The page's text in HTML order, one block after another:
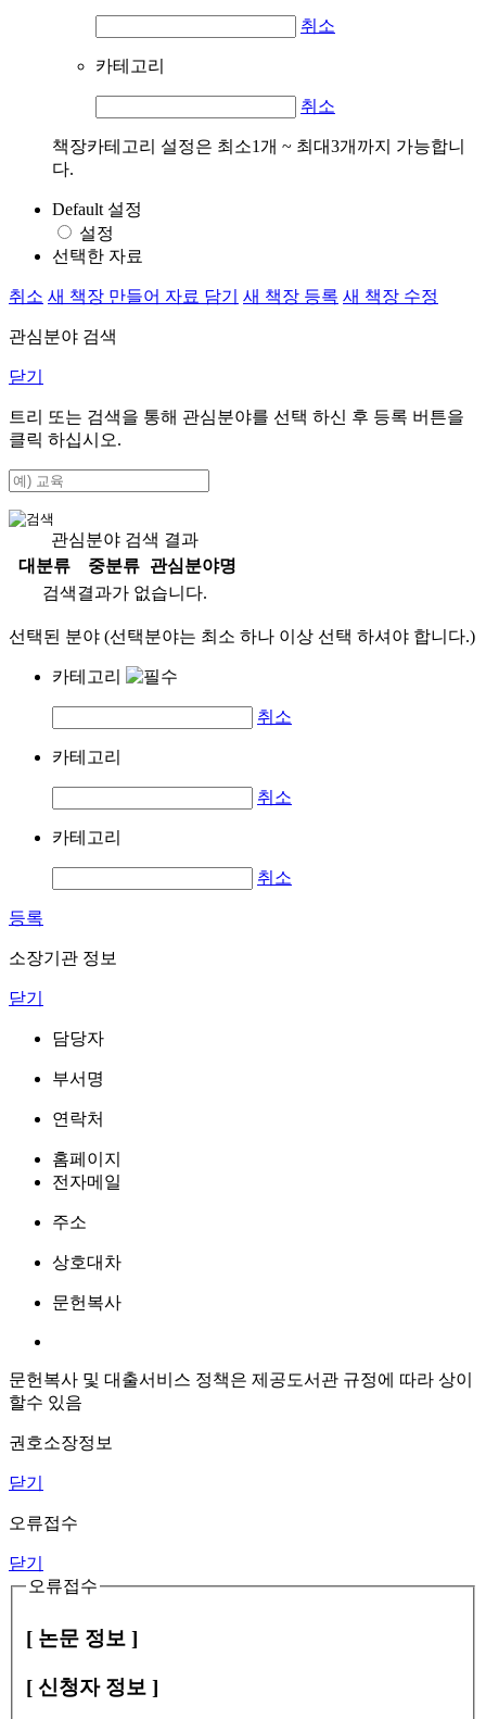
취소
카테고리
취소
책장카테고리 설정은 최소1개 ~ 최대3개까지 가능합니
다.
Default 설정
설정
선택한 자료
취소 새 책장 만들어 자료 담기 새 책장 등록 새 책장 수정
관심분야 검색
닫기
트리 또는 검색을 통해 관심분야를 선택 하신 후 등록 버튼을
클릭 하십시오.
관심분야 검색 결과
대분류
중분류
관심분야명
검색결과가 없습니다.
선택된 분야 (선택분야는 최소 하나 이상 선택 하셔야 합니다.)
카테고리
취소
카테고리
취소
카테고리
취소
등록
소장기관 정보
닫기
담당자
부서명
연락처
홈페이지
전자메일
주소
상호대차
문헌복사
문헌복사 및 대출서비스 정책은 제공도서관 규정에 따라 상이
할수 있음
권호소장정보
닫기
오류접수
닫기
오류접수
[ 논문 정보 ]
[ 신청자 정보 ]